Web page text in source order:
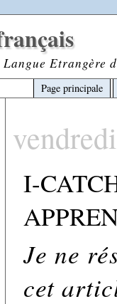
Etrangère
Page principale
vendredi
I-
Je ne
cet